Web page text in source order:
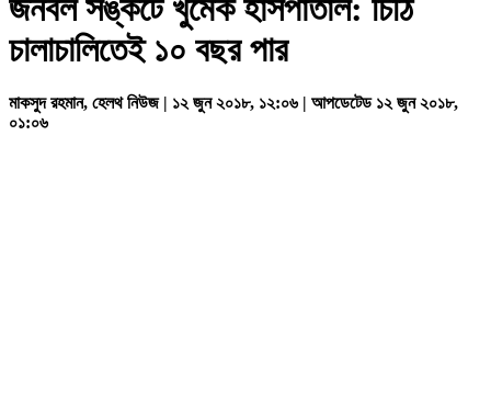
জনবল সঙ্কটে খুমেক হাসপাতাল: চিঠি
চালাচালিতেই ১০ বছর পার
মাকসুদ রহমান, হেলথ নিউজ | ১২ জুন ২০১৮, ১২:০৬ | আপডেটেড ১২ জুন ২০১৮,
০১:০৬